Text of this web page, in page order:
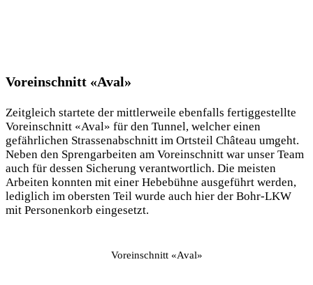
Voreinschnitt «Aval»
Zeitgleich startete der mittlerweile ebenfalls fertiggestellte
Voreinschnitt «Aval» für den Tunnel, welcher einen
gefährlichen Strassenabschnitt im Ortsteil Château umgeht.
Neben den Sprengarbeiten am Voreinschnitt war unser Team
auch für dessen Sicherung verantwortlich. Die meisten
Arbeiten konnten mit einer Hebebühne ausgeführt werden,
lediglich im obersten Teil wurde auch hier der Bohr-LKW
mit Personenkorb eingesetzt.
Voreinschnitt «Aval»